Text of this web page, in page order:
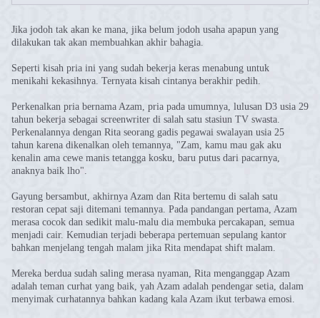
Jika jodoh tak akan ke mana, jika belum jodoh usaha apapun yang
dilakukan tak akan membuahkan akhir bahagia.
Seperti kisah pria ini yang sudah bekerja keras menabung untuk
menikahi kekasihnya. Ternyata kisah cintanya berakhir pedih.
Perkenalkan pria bernama Azam, pria pada umumnya, lulusan D3 usia 29
tahun bekerja sebagai screenwriter di salah satu stasiun TV swasta.
Perkenalannya dengan Rita seorang gadis pegawai swalayan usia 25
tahun karena dikenalkan oleh temannya, "Zam, kamu mau gak aku
kenalin ama cewe manis tetangga kosku, baru putus dari pacarnya,
anaknya baik lho".
Gayung bersambut, akhirnya Azam dan Rita bertemu di salah satu
restoran cepat saji ditemani temannya. Pada pandangan pertama, Azam
merasa cocok dan sedikit malu-malu dia membuka percakapan, semua
menjadi cair. Kemudian terjadi beberapa pertemuan sepulang kantor
bahkan menjelang tengah malam jika Rita mendapat shift malam.
Mereka berdua sudah saling merasa nyaman, Rita menganggap Azam
adalah teman curhat yang baik, yah Azam adalah pendengar setia, dalam
menyimak curhatannya bahkan kadang kala Azam ikut terbawa emosi.